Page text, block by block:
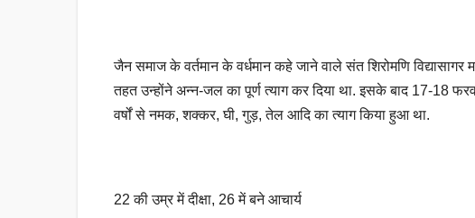
जैन समाज के वर्तमान के वर्धमान कहे जाने वाले संत शिरोमणि
तहत उन्होंने अन्न-जल का पूर्ण त्याग कर दिया था. इसके बाद 17-18
वर्षों से नमक, शक्कर, घी, गुड़, तेल आदि का त्याग किया हुआ था.
22 की उम्र में दीक्षा, 26 में बने आचार्य